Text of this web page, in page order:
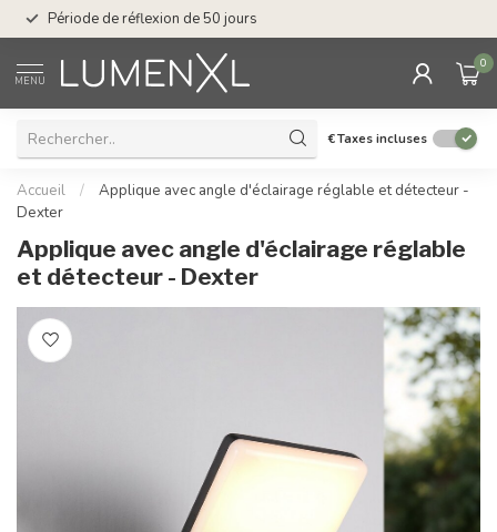
Période de réflexion de 50 jours
MENU
0
€Taxes incluses
Accueil /
Applique avec angle d'éclairage réglable et détecteur -
Dexter
Applique avec angle d'éclairage réglable
et détecteur - Dexter